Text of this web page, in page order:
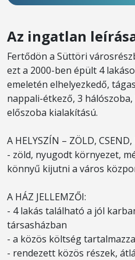
Az ingatlan
Fertődön a Süttöri
ezt a 2000-ben épült 4
emeletén elhelyezkedő,
nappali-étkező, 3
előszoba kialakítású.
A HELYSZÍN – ZÖLD, CSEND,
- zöld, nyugodt környezet,
könnyű kijutni a város
A HÁZ JELLEMZŐI:
- 4 lakás található a jól
társasházban
- a közös költség
- rendezett közös részek,